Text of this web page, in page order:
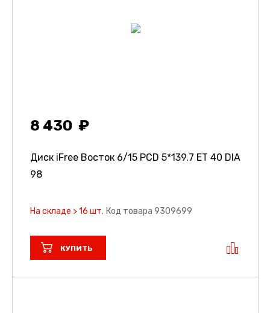
8 430
Диск iFree Восток 6/15 PCD 5*139.7 ET 40 DIA
98
На складе > 16 шт. Код товара 9309699
КУПИТЬ